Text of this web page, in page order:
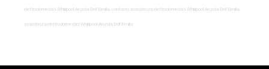
elettrodomestici Whirlpool Anzola Dell’Emilia, contatto assistenza elettrodomestici Whirlpool Anzola Dell’Emilia,
assistenza elettrodomestici Whirlpool Anzola Dell’Emilia